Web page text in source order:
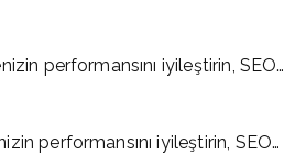
performansını iyileştirin, SEO…
performansını iyileştirin, SEO…